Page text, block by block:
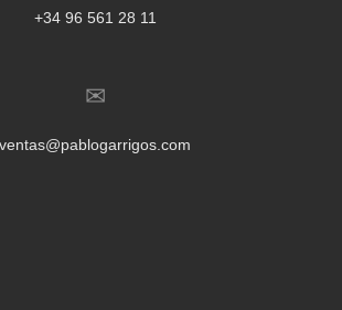
+34 96 561 28 11
ventas@pablogarrigos.com